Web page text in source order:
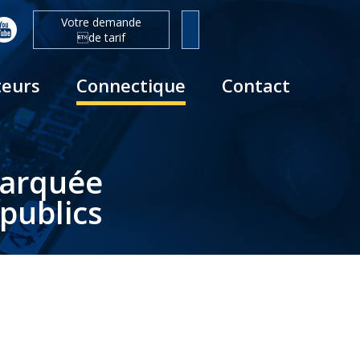
Votre demande
de tarif
Connectique Contact